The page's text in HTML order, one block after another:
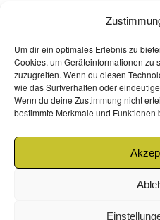
Um dir ein optimales Erlebnis zu
Cookies, um Geräteinformationen zu
zuzugreifen. Wenn du diesen
wie das Surfverhalten oder
Wenn du deine Zustimmung nicht
bestimmte Merkmale und Funktionen
Roman Boxberger – mobile
Dirk Ritt – Red Dragon
Mo-Hwa Park – 540Grad.de
Gültekin Özcifci – Fight Shop
Kukkiwon Demonstration Team
Feuersozietät Berlin
Datenschutzerklärung Mit